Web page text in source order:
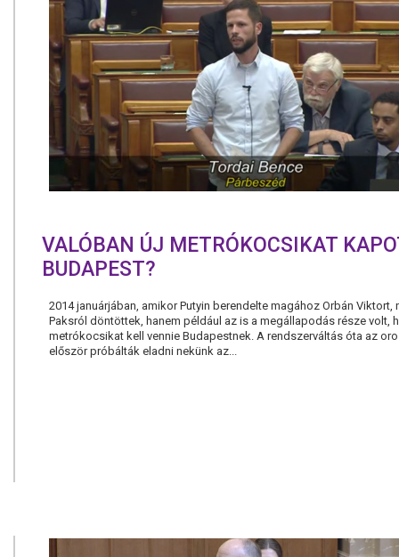
VALÓBAN ÚJ METRÓKOCSIKAT
BUDAPEST?
2014 januárjában, amikor Putyin berendelte magához Orbán Viktort,
Paksról döntöttek, hanem például az is a megállapodás része volt,
metrókocsikat kell vennie Budapestnek. A rendszerváltás óta az
először próbálták eladni nekünk az...